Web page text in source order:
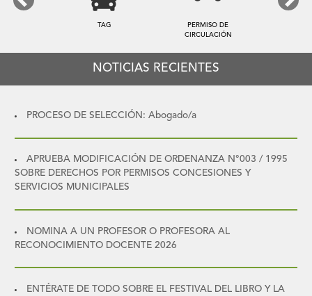
TAG
PERMISO DE
CIRCULACIÓN
Previous Next
NOTICIAS RECIENTES
PROCESO DE SELECCIÓN: Abogado/a
APRUEBA MODIFICACIÓN DE ORDENANZA N°003 / 1995
SOBRE DERECHOS POR PERMISOS CONCESIONES Y
SERVICIOS MUNICIPALES
NOMINA A UN PROFESOR O PROFESORA AL
RECONOCIMIENTO DOCENTE 2026
ENTÉRATE DE TODO SOBRE EL FESTIVAL DEL LIBRO Y LA